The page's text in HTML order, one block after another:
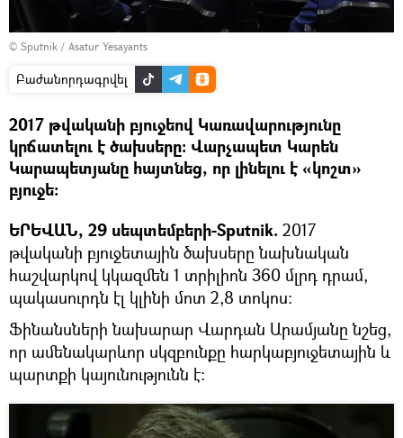
© Sputnik / Asatur Yesayants
Բաժանորդագրվել
2017 թվականի բյուջեով Կառավարությունը
կրճատելու է ծախսերը։ Վարչապետ Կարեն
Կարապետյանը հայտնեց, որ լինելու է «կոշտ»
բյուջե։
ԵՐԵՎԱՆ, 29 սեպտեմբերի-Sputnik. 2017
թվականի բյուջետային ծախսերը նախնական
հաշվարկով կկազմեն 1 տրիլիոն 360 մլրդ դրամ,
պակասուրդն էլ կլինի մոտ 2,8 տոկոս։
Ֆինանսների նախարար Վարդան Արամյանը նշեց,
որ ամենակարևոր սկզբունքը հարկաբյուջետային և
պարտքի կայունությունն է։